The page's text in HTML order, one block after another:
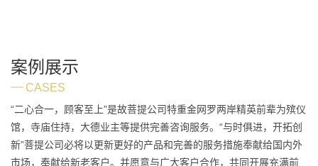
案例展示
CASES
“二心合一，顾客至上”是故菩提公司特重金网罗两岸精英前辈为殡仪
馆，寺庙住持，大德业主等提供完善咨询服务。“与时俱进，开拓创
新”菩提公司必将以更新更好的产品和完善的服务措施奉献给国内外
市场，奉献给新老客户。并愿意与广大客户合作，共同开展充满前